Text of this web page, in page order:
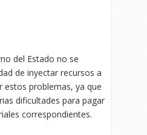
del Estado no se
de inyectar recursos a
estos problemas, ya que
dificultades para pagar
correspondientes.